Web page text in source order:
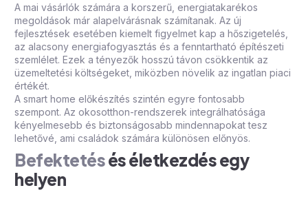
A mai vásárlók számára a korszerű, energiatakarékos
megoldások már alapelvárásnak számítanak. Az új
fejlesztések esetében kiemelt figyelmet kap a hőszigetelés,
az alacsony energiafogyasztás és a fenntartható építészeti
szemlélet. Ezek a tényezők hosszú távon csökkentik az
üzemeltetési költségeket, miközben növelik az ingatlan piaci
értékét.
A smart home előkészítés szintén egyre fontosabb
szempont. Az okosotthon-rendszerek integrálhatósága
kényelmesebb és biztonságosabb mindennapokat tesz
lehetővé, ami családok számára különösen előnyös.
Befektetésés életkezdés egy
helyen